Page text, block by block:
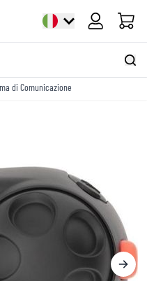
Cart
di Comunicazione